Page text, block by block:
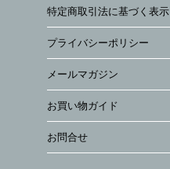
特定商取引法に基づく表示
プライバシーポリシー
メールマガジン
お買い物ガイド
お問合せ